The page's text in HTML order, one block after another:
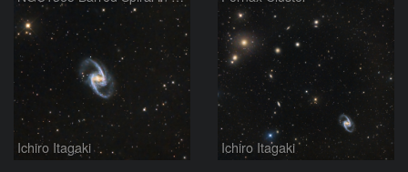
Ichiro Itagaki Ichiro Itagaki